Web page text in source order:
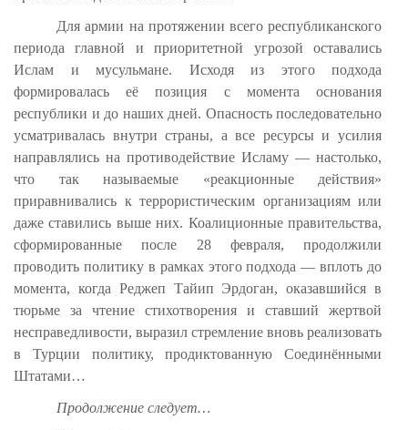
Для армии на протяжении всего республиканского
периода главной и приоритетной угрозой оставались
Ислам и мусульмане. Исходя из этого подхода
формировалась её позиция с момента основания
республики и до наших дней. Опасность последовательно
усматривалась внутри страны, а все ресурсы и усилия
направлялись на противодействие Исламу — настолько,
что так называемые «реакционные действия»
приравнивались к террористическим организациям или
даже ставились выше них. Коалиционные правительства,
сформированные после 28 февраля, продолжили
проводить политику в рамках этого подхода — вплоть до
момента, когда Реджеп Тайип Эрдоган, оказавшийся в
тюрьме за чтение стихотворения и ставший жертвой
несправедливости, выразил стремление вновь реализовать
в Турции политику, продиктованную Соединёнными
Штатами…
Продолжение следует…